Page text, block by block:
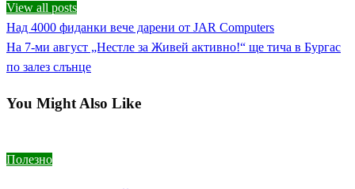
View all posts
Навигация
Previous
Post
Над 4000 фиданки вече дарени от JAR Computers
Next
Post
На 7-ми август „Нестле за Живей активно!“ ще тича в Бургас
по залез слънце
You Might Also Like
Полезно